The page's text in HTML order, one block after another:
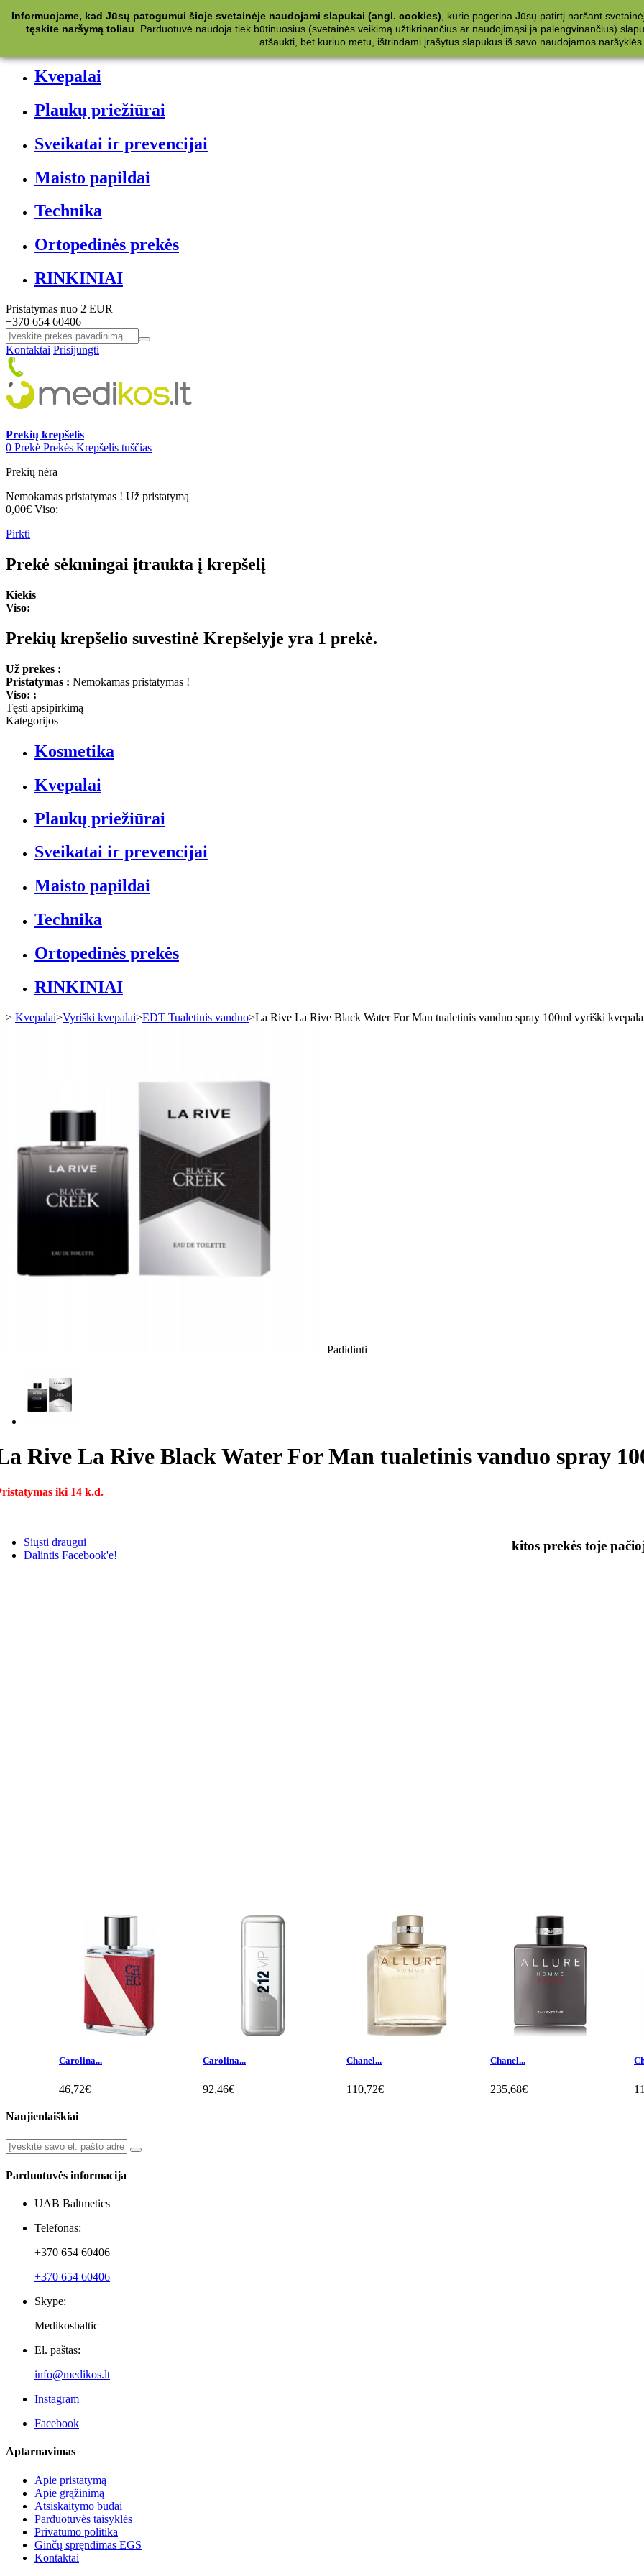
Kategorijos
Kvepalai
Plaukų priežiūrai
Sveikatai ir prevencijai
Maisto papildai
Technika
Ortopedinės prekės
RINKINIAI
Pristatymas nuo 2 EUR
+370 654 60406
Kontaktai Prisijungti
Prekių krepšelis
0 Prekė Prekės Krepšelis tuščias
Prekių nėra
Nemokamas pristatymas ! Už pristatymą
0,00€ Viso:
Pirkti
Prekė sėkmingai įtraukta į krepšelį
Kiekis
Viso:
Prekių krepšelio suvestinė Krepšelyje yra 1 prekė.
Už prekes :
Pristatymas : Nemokamas pristatymas !
Viso: :
Tęsti apsipirkimą
Kategorijos
Kosmetika
Kvepalai
Plaukų priežiūrai
Sveikatai ir prevencijai
Maisto papildai
Technika
Ortopedinės prekės
RINKINIAI
> Kvepalai>Vyriški kvepalai>EDT Tualetinis vanduo>La Rive La Rive Black Water For Man tualetinis vanduo spray 100ml vyriški
Padidinti
Rive La Rive Black Water For Man tualetinis vanduo spray
iki 14 k.d.
Siųsti draugui
Dalintis Facebook'e!
kitos prekės toje
Carolina...
46,72€
Carolina...
92,46€
Chanel...
110,72€
Chanel...
235,68€
Naujienlaiškiai
Parduotuvės informacija
Informuojame, kad Jūsų patogumui šioje svetainėje naudojami slapukai (angl. cookies) , kurie pagerina Jūsų patirtį naršant
tęskite naršymą toliau
Parduotuvė naudoja tiek būtinuosius (svetainės veikimą užtikrinančius ar naudojimąsi ja palengvinančius)
atšaukti, bet kuriuo metu, ištrindami įrašytus slapukus iš savo naudojamos naršyklės.